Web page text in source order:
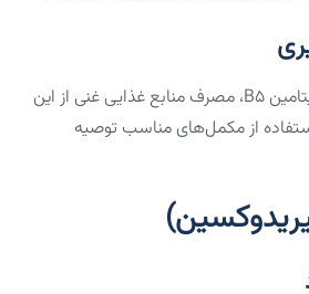
برای پیشگیری از کمبود ویتامین B5، مصرف منابع غذایی غنی از این
از مکمل‌های مناسب توصیه